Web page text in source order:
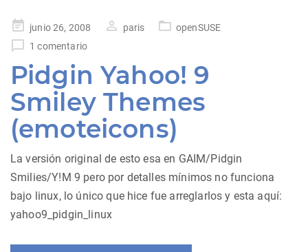
Publicado
en
junio 26, 2008 paris
openSUSE
1 comentario
Pidgin Yahoo! 9
Smiley Themes
(emoteicons)
La versión original de esto esa en GAIM/Pidgin
Smilies/Y!M 9 pero por detalles mínimos no funciona
bajo linux, lo único que hice fue arreglarlos y esta aquí:
yahoo9_pidgin_linux